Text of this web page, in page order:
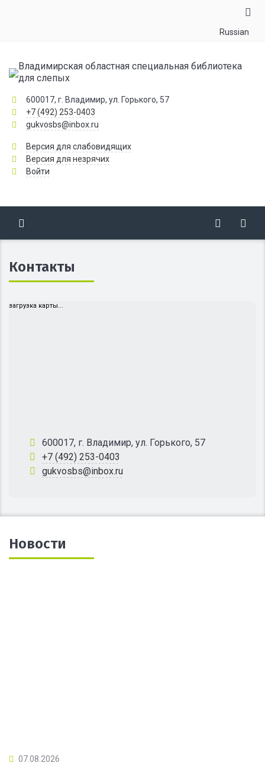
Russian
Владимирская областная специальная библиотека
для слепых
600017, г. Владимир, ул. Горького, 57
+7 (492) 253-0403
gukvosbs@inbox.ru
Версия для слабовидящих
Версия для незрячих
Войти
Контакты
загрузка карты...
600017, г. Владимир, ул. Горького, 57
+7 (492) 253-0403
gukvosbs@inbox.ru
Новости
07.08.2026